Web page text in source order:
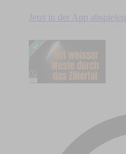
Jetzt in der App abspielen